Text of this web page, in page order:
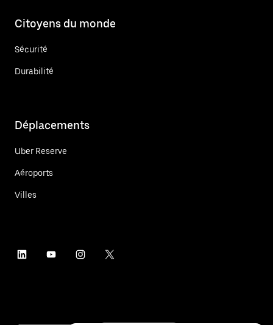
Citoyens du monde
Sécurité
Durabilité
Déplacements
Uber Reserve
Aéroports
Villes